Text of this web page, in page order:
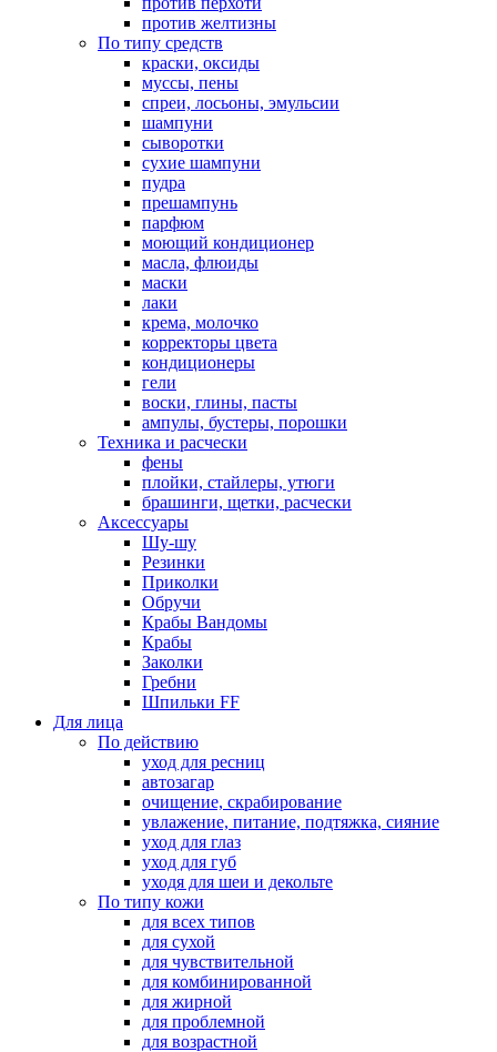
против желтизны
По типу средств
краски, оксиды
муссы, пены
спреи, лосьоны, эмульсии
шампуни
сыворотки
сухие шампуни
пудра
прешампунь
парфюм
моющий кондиционер
масла, флюиды
маски
лаки
крема, молочко
корректоры цвета
кондиционеры
гели
воски, глины, пасты
ампулы, бустеры, порошки
Техника и расчески
фены
плойки, стайлеры, утюги
брашинги, щетки, расчески
Аксессуары
Шу-шу
Резинки
Приколки
Обручи
Крабы Вандомы
Крабы
Заколки
Гребни
Шпильки FF
Для лица
По действию
уход для ресниц
автозагар
очищение, скрабирование
увлажение, питание, подтяжка, сияние
уход для глаз
уход для губ
уходя для шеи и декольте
По типу кожи
для всех типов
для сухой
для чувствительной
для комбинированной
для жирной
для проблемной
для возрастной